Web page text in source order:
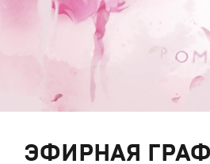
ЭФИРНАЯ